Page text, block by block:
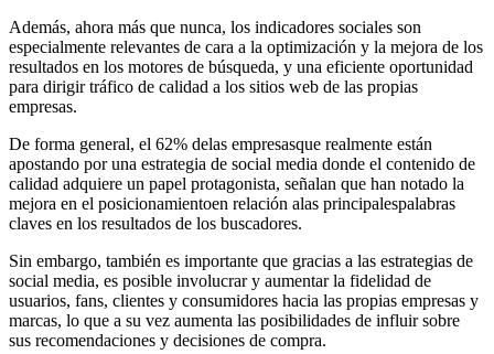
Además, ahora más que nunca, los indicadores sociales son
especialmente relevantes de cara a la optimización y la mejora de los
resultados en los motores de búsqueda, y una eficiente oportunidad
para dirigir tráfico de calidad a los sitios web de las propias
empresas.
De forma general, el 62% delas empresasque realmente están
apostando por una estrategia de social media donde el contenido de
calidad adquiere un papel protagonista, señalan que han notado la
mejora en el posicionamientoen relación alas principalespalabras
claves en los resultados de los buscadores.
Sin embargo, también es importante que gracias a las estrategias de
social media, es posible involucrar y aumentar la fidelidad de
usuarios, fans, clientes y consumidores hacia las propias empresas y
marcas, lo que a su vez aumenta las posibilidades de influir sobre
sus recomendaciones y decisiones de compra.